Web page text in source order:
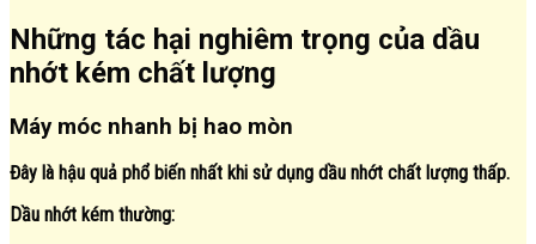
Những tác hại nghiêm trọng của dầu
nhớt kém chất lượng
Máy móc nhanh bị hao mòn
Đây là hậu quả phổ biến nhất khi sử dụng dầu nhớt chất lượng thấp.
Dầu nhớt kém thường: